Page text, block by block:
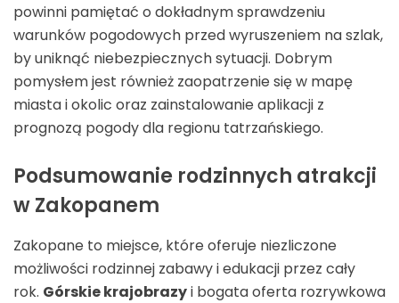
powinni pamiętać o dokładnym sprawdzeniu
warunków pogodowych przed wyruszeniem na szlak,
by uniknąć niebezpiecznych sytuacji. Dobrym
pomysłem jest również zaopatrzenie się w mapę
miasta i okolic oraz zainstalowanie aplikacji z
prognozą pogody dla regionu tatrzańskiego.
Podsumowanie rodzinnych atrakcji
w Zakopanem
Zakopane to miejsce, które oferuje niezliczone
możliwości rodzinnej zabawy i edukacji przez cały
rok. Górskie krajobrazyi bogata oferta rozrywkowa